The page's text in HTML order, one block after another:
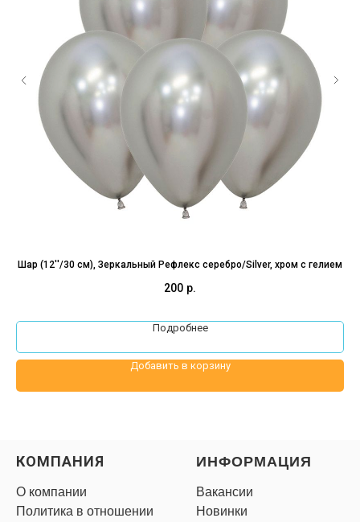
Шар (12''/30 см), Зеркальный Рефлекс серебро/Silver, хром с гелием
200 р.
Подробнее
Добавить в корзину
КОМПАНИЯ
О компании
Политика в отношении
ИНФОРМАЦИЯ
Вакансии
Новинки